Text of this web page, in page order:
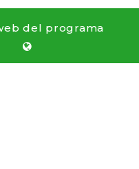
del programa